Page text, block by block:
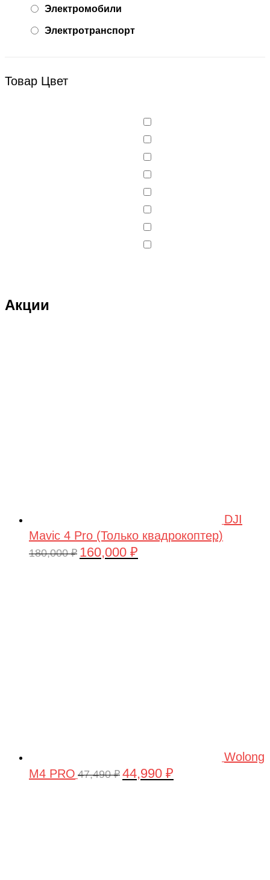
Электромобили
Электротранспорт
Товар Цвет
Акции
DJI
Mavic 4 Pro (Только квадрокоптер)
180,000₽ Первоначальная
160,000 ₽
Wolong
M4 PRO 47,490₽ Первоначальная
44,990 ₽